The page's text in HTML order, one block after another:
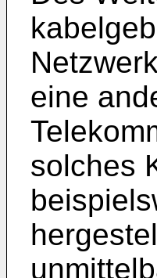
eine
solches